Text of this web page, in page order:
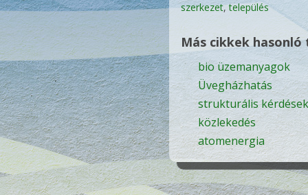
szerkezet,település
Más cikkek hasonló
bio üzemanyagok
Üvegházhatás
strukturális kérdések
közlekedés
atomenergia